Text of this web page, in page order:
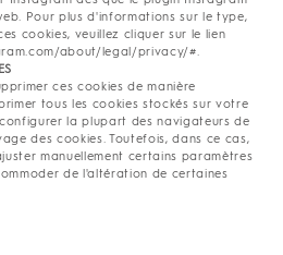
Pour plus d'informations sur le type,
cookies, veuillez cliquer sur le lien
about/legal/privacy/#.
ces cookies de manière
tous les cookies stockés sur votre
la plupart des navigateurs de
des cookies. Toutefois, dans ce cas,
manuellement certains paramètres
de l'altération de certaines